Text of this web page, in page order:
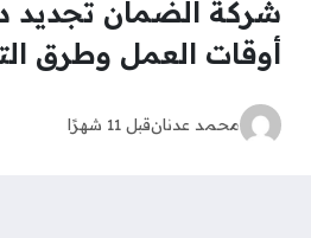
شركة الضمان تجديد
أوقات العمل وطرق
محمد عدنانقبل 11 شهرًا